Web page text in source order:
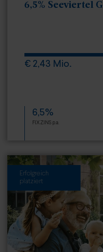
6,5% Seeviertel
€ 2,43 Mio.
6,5%
FIXZINS p.a.
Erfolgreich
platziert